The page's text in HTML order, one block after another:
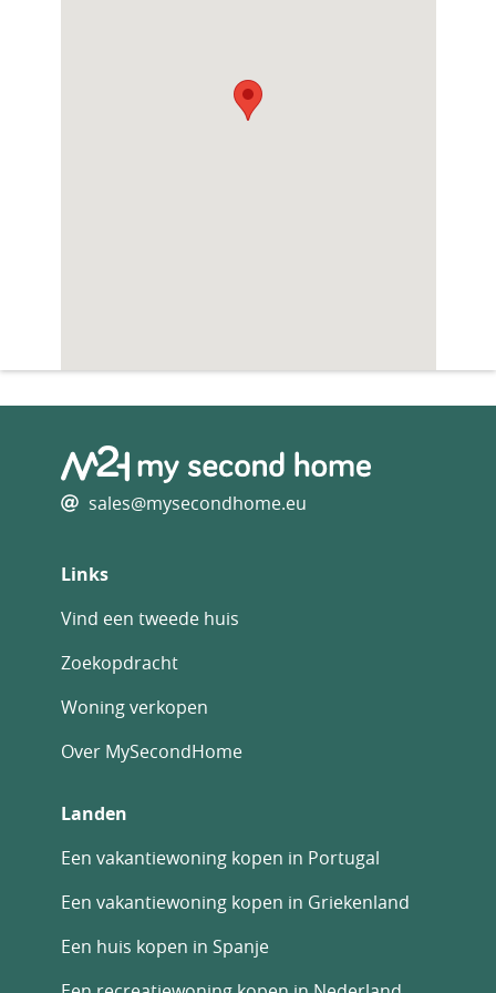
sales@mysecondhome.eu
Links
Vind een tweede huis
Zoekopdracht
Woning verkopen
Over MySecondHome
Landen
Een vakantiewoning kopen in Portugal
Een vakantiewoning kopen in Griekenland
Een huis kopen in Spanje